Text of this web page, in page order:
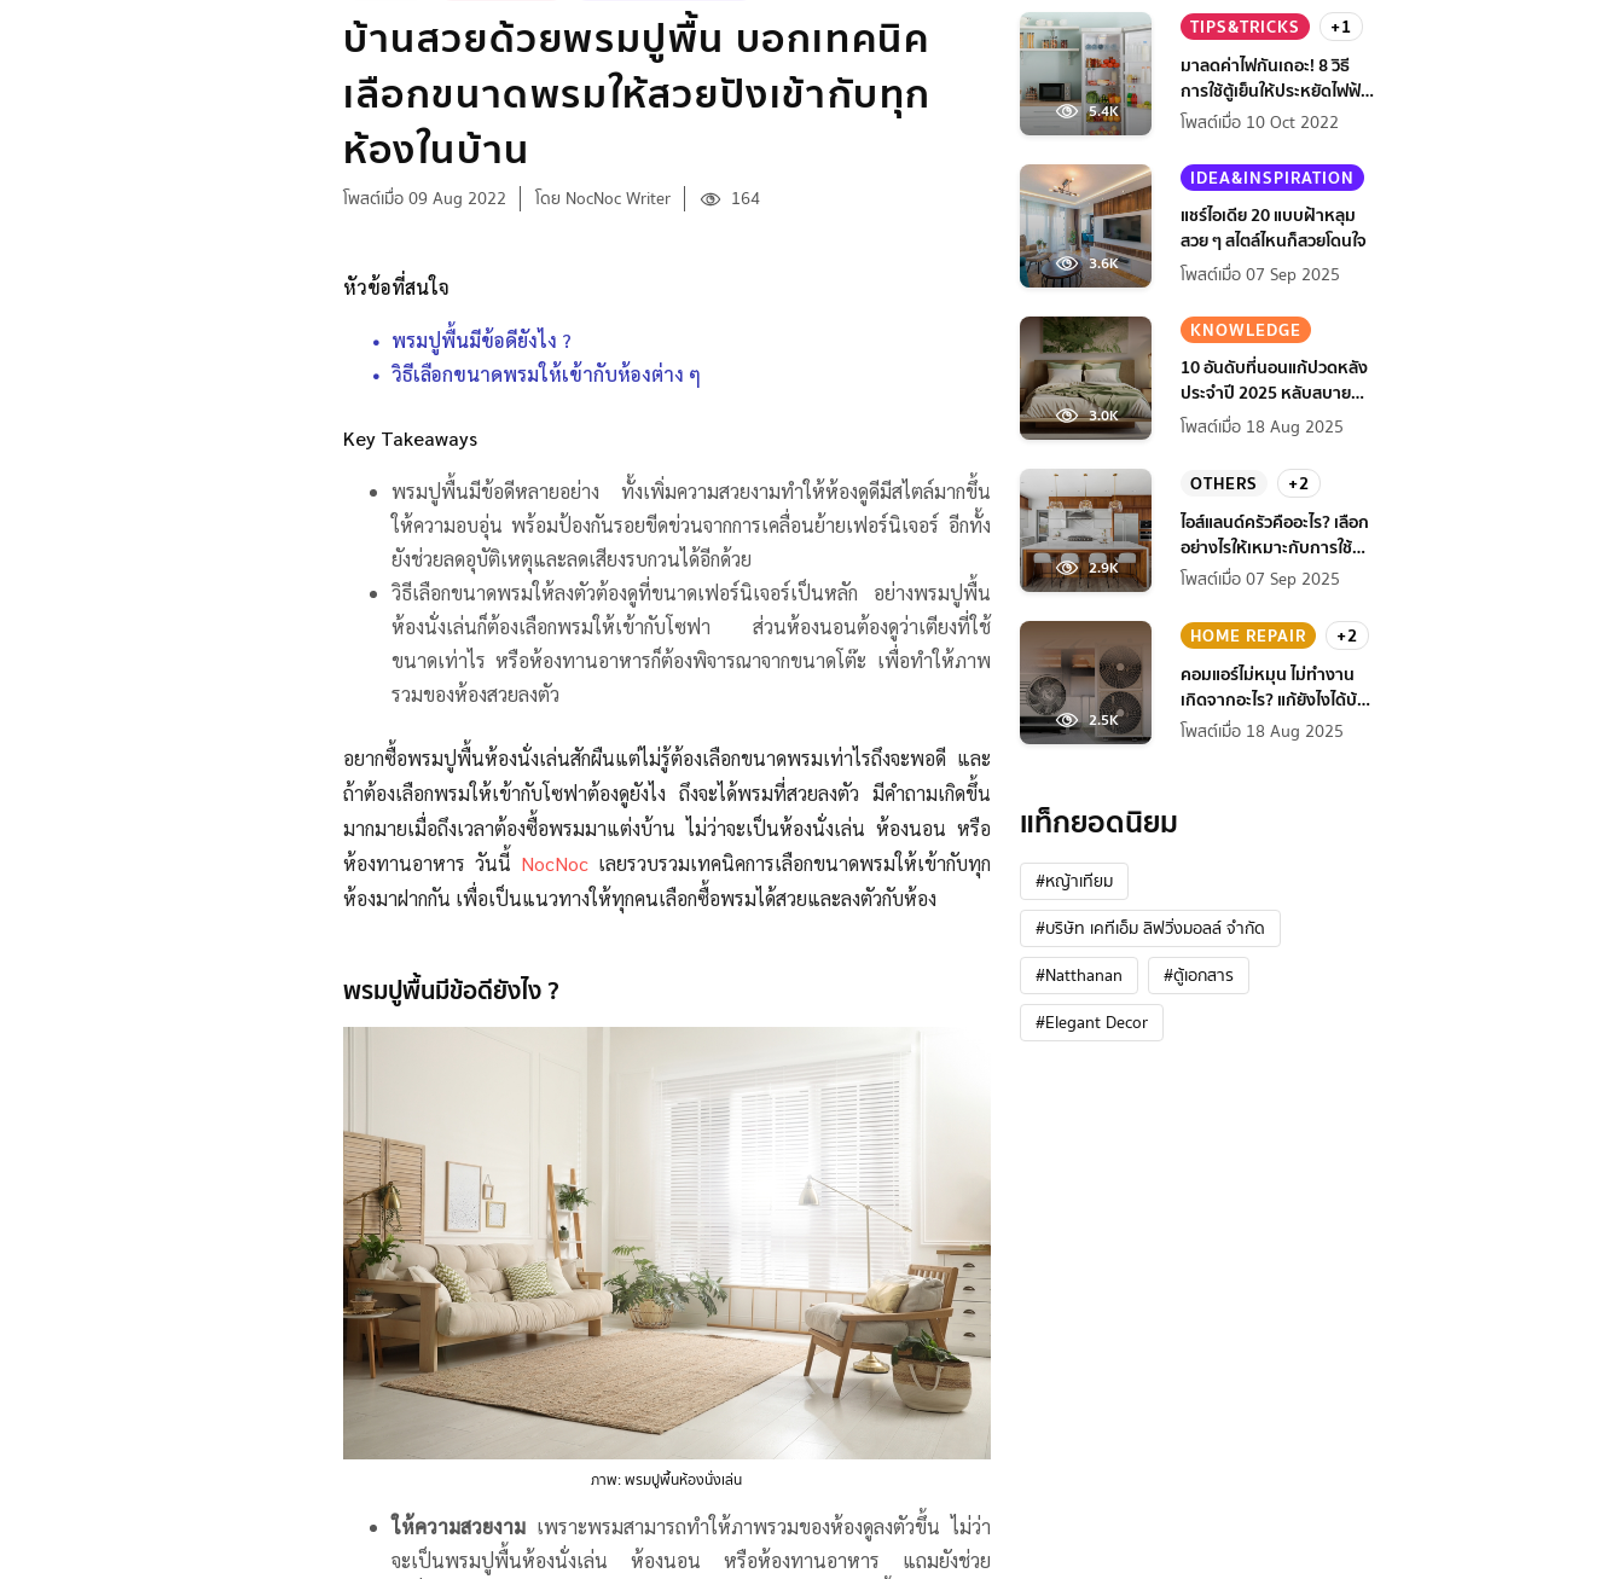
บ้านสวยด้วยพรมปูพื้น บอกเทคนิค
เลือกขนาดพรมให้สวยปังเข้ากับทุก
ห้องในบ้าน
โพสต์เมื่อ 09 Aug 2022 โดย NocNoc Writer 164
หัวข้อที่สนใจ
พรมปูพื้นมีข้อดียังไง ?
วิธีเลือกขนาดพรมให้เข้ากับห้องต่าง ๆ
Key Takeaways
พรมปูพื้นมีข้อดีหลายอย่าง ทั้งเพิ่มความสวยงามทำให้ห้องดูดีมีสไตล์มากขึ้น
ให้ความอบอุ่น พร้อมป้องกันรอยขีดข่วนจากการเคลื่อนย้ายเฟอร์นิเจอร์ อีกทั้ง
ยังช่วยลดอุบัติเหตุและลดเสียงรบกวนได้อีกด้วย
วิธีเลือกขนาดพรมให้ลงตัวต้องดูที่ขนาดเฟอร์นิเจอร์เป็นหลัก อย่างพรมปูพื้น
ห้องนั่งเล่นก็ต้องเลือกพรมให้เข้ากับโซฟา ส่วนห้องนอนต้องดูว่าเตียงที่ใช้
ขนาดเท่าไร หรือห้องทานอาหารก็ต้องพิจารณาจากขนาดโต๊ะ เพื่อทำให้ภาพ
รวมของห้องสวยลงตัว
อยากซื้อพรมปูพื้นห้องนั่งเล่นสักผืนแต่ไม่รู้ต้องเลือกขนาดพรมเท่าไรถึงจะพอดี และ
ถ้าต้องเลือกพรมให้เข้ากับโซฟาต้องดูยังไง ถึงจะได้พรมที่สวยลงตัว มีคำถามเกิดขึ้น
มากมายเมื่อถึงเวลาต้องซื้อพรมมาแต่งบ้าน ไม่ว่าจะเป็นห้องนั่งเล่น ห้องนอน หรือ
ห้องทานอาหาร วันนี้ NocNocเลยรวบรวมเทคนิคการเลือกขนาดพรมให้เข้ากับทุก
ห้องมาฝากกัน เพื่อเป็นแนวทางให้ทุกคนเลือกซื้อพรมได้สวยและลงตัวกับห้อง
พรมปูพื้นมีข้อดียังไง ?
ภาพ: พรมปูพื้นห้องนั่งเล่น
ให้ความสวยงามเพราะพรมสามารถทำให้ภาพรวมของห้องดูลงตัวขึ้น ไม่ว่า
จะเป็นพรมปูพื้นห้องนั่งเล่น ห้องนอน หรือห้องทานอาหาร แถมยังช่วย
5.4K
TIPS&TRICKS
+1
มาลดค่าไฟกันเถอะ! 8 วิธี
การใช้ตู้เย็นให้ประหยัดไฟฟ้า
กว่าเดิม
โพสต์เมื่อ 10 Oct 2022
3.6K
IDEA&INSPIRATION
แชร์ไอเดีย 20 แบบฝ้าหลุม
สวย ๆ สไตล์ไหนก็สวยโดนใจ
โพสต์เมื่อ 07 Sep 2025
3.0K
KNOWLEDGE
10 อันดับที่นอนแก้ปวดหลัง
ประจำปี 2025 หลับสบาย
สุขภาพดียิ่งกว่าเดิม
โพสต์เมื่อ 18 Aug 2025
2.9K
OTHERS
+2
ไอส์แลนด์ครัวคืออะไร? เลือก
อย่างไรให้เหมาะกับการใช้
งานที่บ้าน
โพสต์เมื่อ 07 Sep 2025
2.5K
HOME REPAIR
+2
คอมแอร์ไม่หมุน ไม่ทํางาน
เกิดจากอะไร? แก้ยังไงได้บ้าง
ก่อนแอร์พัง!
โพสต์เมื่อ 18 Aug 2025
แท็กยอดนิยม
#หญ้าเทียม
#บริษัท เคทีเอ็ม ลิฟวิ่งมอลล์ จำกัด
#Natthanan
#ตู้เอกสาร
#Elegant Decor